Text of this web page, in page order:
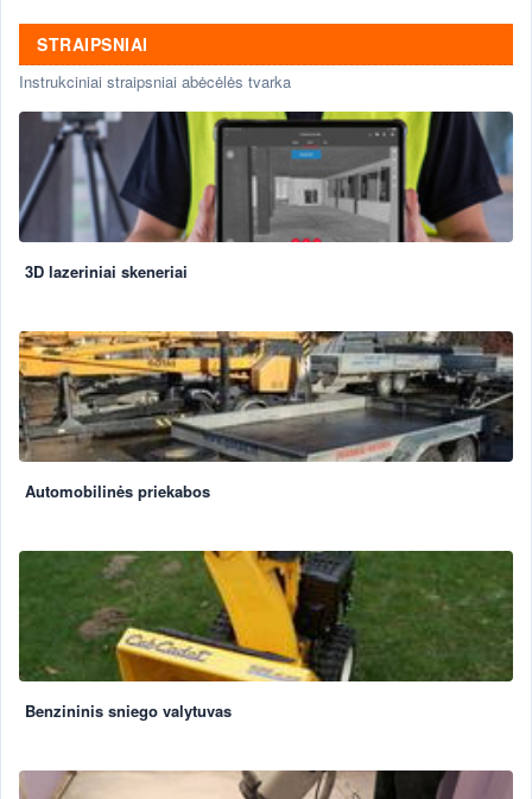
STRAIPSNIAI
Instrukciniai straipsniai abėcėlės tvarka
3D lazeriniai skeneriai
Automobilinės priekabos
Benzininis sniego valytuvas